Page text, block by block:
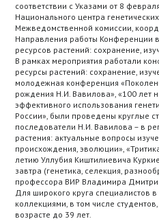
соответствии с Указами от 8
Национального центра
Межведомственной комиссии,
Направления работы Конференции
ресурсов растений: сохранение,
В рамках мероприятия работали
ресурсы растений: сохранение,
молодежная конференция
рождения Н.И. Вавилова», «100 лет
эффективного использования
России», были проведены круглые
последователи Н.И. Вавилова – в
растения: актуальные вопросы
происхождения, эволюции»,
летию Уллубия Киштилиевича
завтра (генетика, селекция,
профессора ВИР Владимира
Для широкого круга специалистов
коллекциями, в том числе
возрасте до 39 лет.